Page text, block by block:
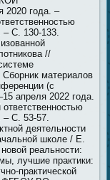
года. –
– С. 130-133.
//
Сборник материалов
(с
апреля 2022 года.
– С. 53-57.
деятельности
школе / Е.
реальности:
лучшие практики:
практической